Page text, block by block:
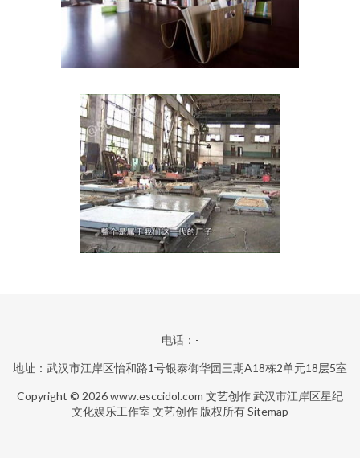
电话：-
地址：武汉市江岸区怡和路1号银泰御华园三期A18栋2单元18层5室
Copyright © 2026www.esccidol.com 文艺创作武汉市江岸区星纪
文化娱乐工作室 文艺创作 版权所有Sitemap